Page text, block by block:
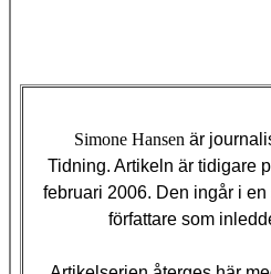
Simone Hansen är
Tidning. Artikeln är tidigare
februari 2006. Den ingår i
författare som